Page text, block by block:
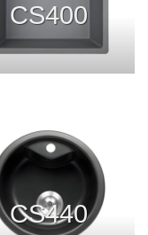
CS400
CS440